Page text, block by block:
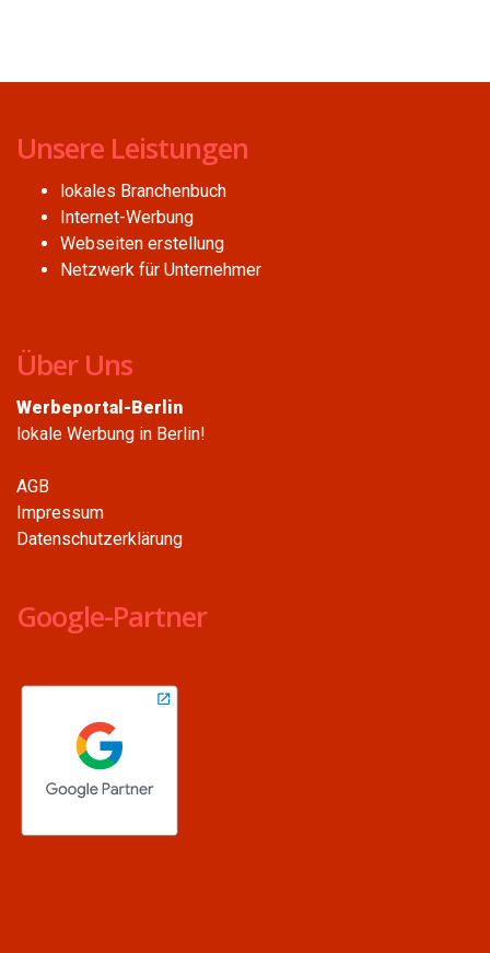
Unsere Leistungen
lokales Branchenbuch
Internet-Werbung
Webseiten erstellung
Netzwerk für Unternehmer
Über Uns
Werbeportal-Berlin
lokale Werbung in Berlin!
AGB
Impressum
Datenschutzerklärung
Google-Partner